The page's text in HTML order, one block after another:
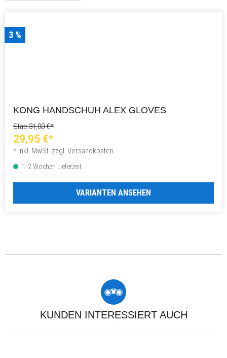
3 %
KONG HANDSCHUH ALEX GLOVES
Statt 31,00 €*
29,95 €*
* inkl. MwSt. zzgl. Versandkosten
1-2 Wochen Lieferzeit
VARIANTEN ANSEHEN
KUNDEN INTERESSIERT AUCH